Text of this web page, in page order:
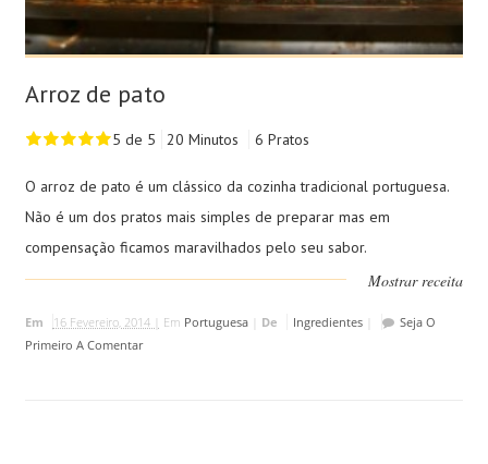
Arroz de pato
5 de 5 20 Minutos 6 Pratos
O arroz de pato é um clássico da cozinha tradicional portuguesa.
Não é um dos pratos mais simples de preparar mas em
compensação ficamos maravilhados pelo seu sabor.
Mostrar receita
Em 16 Fevereiro, 2014 | Em Portuguesa| De Ingredientes|
Seja O
Primeiro A Comentar